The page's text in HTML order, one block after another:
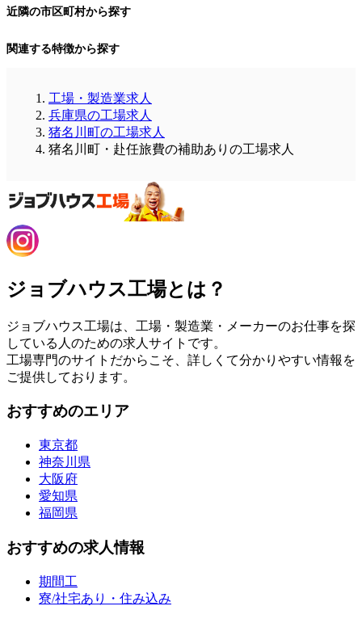
近隣の市区町村から探す
関連する特徴から探す
工場・製造業求人
兵庫県の工場求人
猪名川町の工場求人
猪名川町・赴任旅費の補助ありの工場求人
ジョブハウス工場とは？
ジョブハウス工場は、工場・製造業・メーカーのお仕事を探
している人のための求人サイトです。
工場専門のサイトだからこそ、詳しくて分かりやすい情報を
ご提供しております。
おすすめのエリア
東京都
神奈川県
大阪府
愛知県
福岡県
おすすめの求人情報
期間工
寮/社宅あり・住み込み